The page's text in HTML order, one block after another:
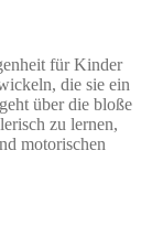
für Kinder
die sie ein
über die bloße
zu lernen,
motorischen